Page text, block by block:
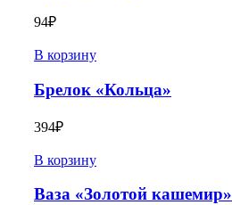
94₽
В корзину
Брелок «Кольца»
394₽
В корзину
Ваза «Золотой кашемир»